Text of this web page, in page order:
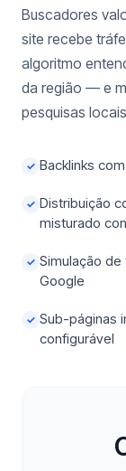
Buscadores
site recebe
algoritmo
da região — e
pesquisas
✓ Backlinks
✓ Distribuição
misturado
✓ Simulação
Google
✓ Sub-páginas
configurável